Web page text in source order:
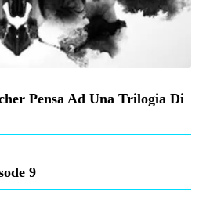
Pensa Ad Una Trilogia Di
9